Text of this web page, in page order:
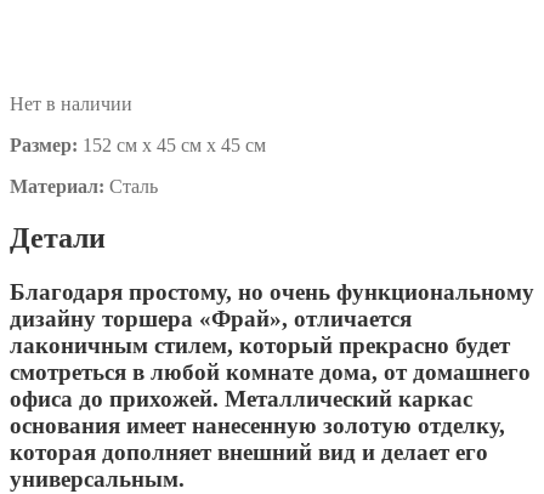
Нет в наличии
Размер: 152 см х 45 см х 45 см
Материал: Сталь
Детали
Благодаря простому, но очень функциональному
дизайну торшера «Фрай», отличается
лаконичным стилем, который прекрасно будет
смотреться в любой комнате дома, от домашнего
офиса до прихожей. Металлический каркас
основания имеет нанесенную золотую отделку,
которая дополняет внешний вид и делает его
универсальным.